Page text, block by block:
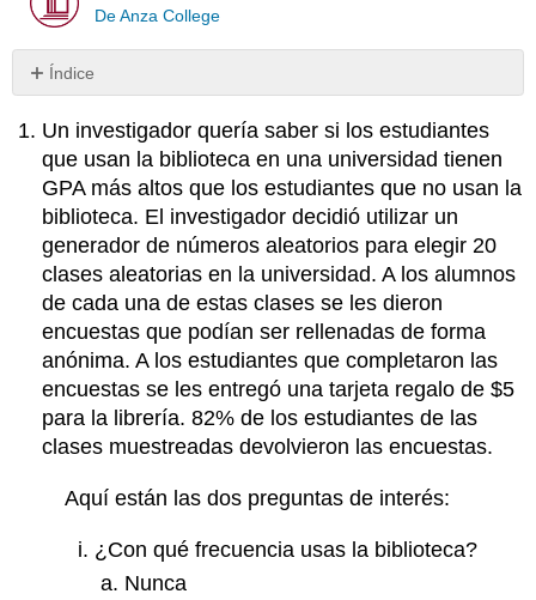
De Anza College
Índice
Sin
Un investigador quería saber si los estudiantes
que usan la biblioteca en una universidad tienen
GPA más altos que los estudiantes que no usan la
biblioteca. El investigador decidió utilizar un
generador de números aleatorios para elegir 20
clases aleatorias en la universidad. A los alumnos
de cada una de estas clases se les dieron
encuestas que podían ser rellenadas de forma
anónima. A los estudiantes que completaron las
encuestas se les entregó una tarjeta regalo de $5
para la librería. 82% de los estudiantes de las
clases muestreadas devolvieron las encuestas.
Aquí están las dos preguntas de interés:
¿Con qué frecuencia usas la biblioteca?
Nunca